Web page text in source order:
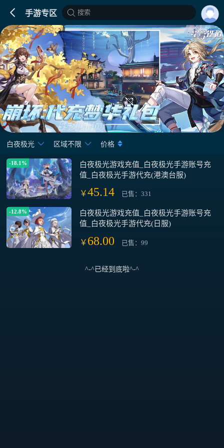
手游专区 搜索
白夜极光 区域不限 价格
-18.1%
白夜极光游戏充值_白夜极光手游账号充
值_白夜极光手游代充(港澳台服)
￥45.14 已售：331
-12.8%
白夜极光游戏充值_白夜极光手游账号充
值_白夜极光手游代充(日服)
￥ 68.00 已售：99
^-^已经到底啦^-^